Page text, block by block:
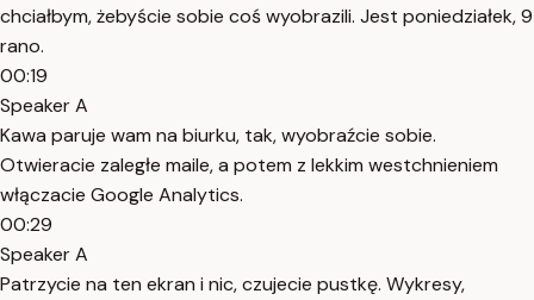
chciałbym, żebyście sobie coś wyobrazili. Jest poniedziałek, 9
rano.
00:19
Speaker A
Kawa paruje wam na biurku, tak, wyobraźcie sobie.
Otwieracie zaległe maile, a potem z lekkim westchnieniem
włączacie Google Analytics.
00:29
Speaker A
Patrzycie na ten ekran i nic, czujecie pustkę. Wykresy,